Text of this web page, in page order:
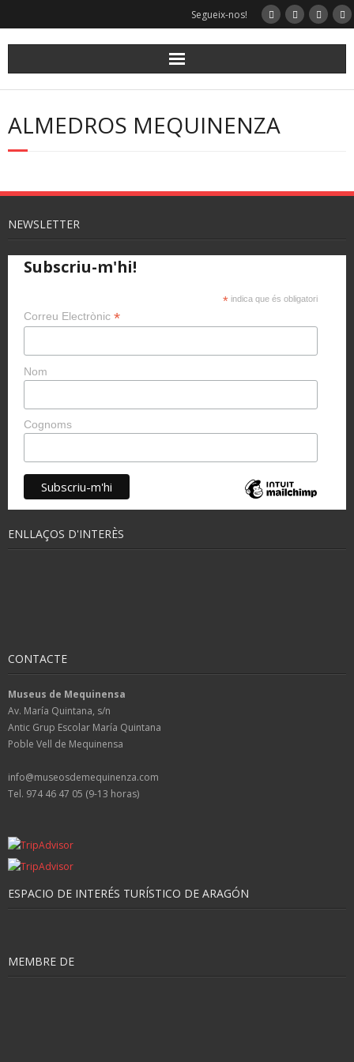
Segueix-nos!
ALMEDROS MEQUINENZA
NEWSLETTER
Subscriu-m'hi!
* indica que és obligatori
Correu Electrònic *
Nom
Cognoms
ENLLAÇOS D'INTERÈS
CONTACTE
Museus de Mequinensa
Av. María Quintana, s/n
Antic Grup Escolar María Quintana
Poble Vell de Mequinensa
info@museosdemequinenza.com
Tel. 974 46 47 05 (9-13 horas)
ESPACIO DE INTERÉS TURÍSTICO DE ARAGÓN
MEMBRE DE